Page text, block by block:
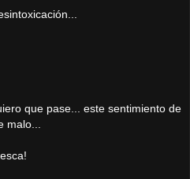
que pase... este sentimiento de